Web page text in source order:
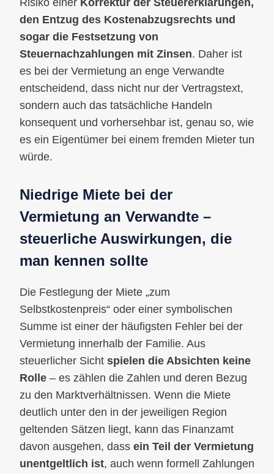
den Entzug des Kostenabzugsrechts und
sogar die Festsetzung von
Steuernachzahlungen mit Zinsen. Daher ist
es bei der Vermietung an enge Verwandte
entscheidend, dass nicht nur der Vertragstext,
sondern auch das tatsächliche Handeln
konsequent und vorhersehbar ist, genau so, wie
es ein Eigentümer bei einem fremden Mieter tun
würde.
Niedrige Miete bei der
Vermietung an Verwandte –
steuerliche Auswirkungen, die
man kennen sollte
Die Festlegung der Miete „zum
Selbstkostenpreis“ oder einer symbolischen
Summe ist einer der häufigsten Fehler bei der
Vermietung innerhalb der Familie. Aus
steuerlicher Sicht spielen die Absichten keine
Rolle – es zählen die Zahlen und deren Bezug
zu den Marktverhältnissen. Wenn die Miete
deutlich unter den in der jeweiligen Region
geltenden Sätzen liegt, kann das Finanzamt
davon ausgehen, dass ein Teil der Vermietung
unentgeltlich ist, auch wenn formell Zahlungen